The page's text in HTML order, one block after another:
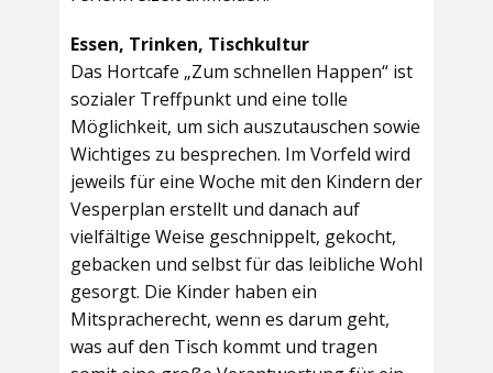
Essen, Trinken, Tischkultur
Das Hortcafe „Zum schnellen Happen“ ist
sozialer Treffpunkt und eine tolle
Möglichkeit, um sich auszutauschen sowie
Wichtiges zu besprechen. Im Vorfeld wird
jeweils für eine Woche mit den Kindern der
Vesperplan erstellt und danach auf
vielfältige Weise geschnippelt, gekocht,
gebacken und selbst für das leibliche Wohl
gesorgt. Die Kinder haben ein
Mitspracherecht, wenn es darum geht,
was auf den Tisch kommt und tragen